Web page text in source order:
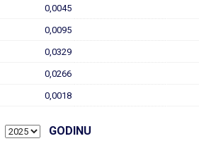
0,0045
0,0095
0,0329
0,0266
0,0018
GODINU